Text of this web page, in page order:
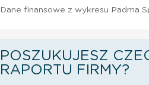
Dane finansowe z wykresu Padma
POSZUKUJESZ
RAPORTU FIRMY?